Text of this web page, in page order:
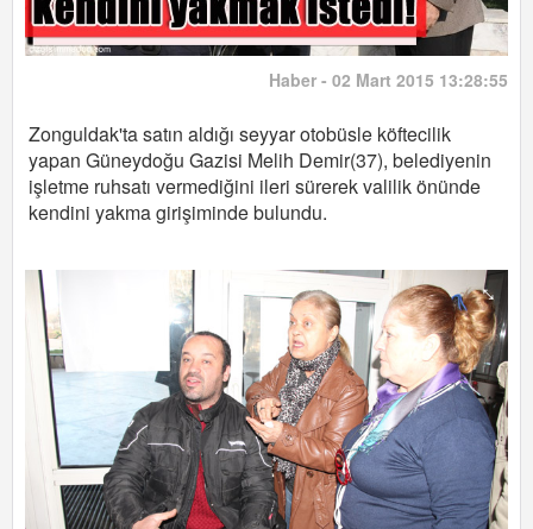
Haber - 02 Mart 2015 13:28:55
Zonguldak'ta satın aldığı seyyar otobüsle köftecilik
yapan Güneydoğu Gazisi Melih Demir(37), belediyenin
işletme ruhsatı vermediğini ileri sürerek valilik önünde
kendini yakma girişiminde bulundu.